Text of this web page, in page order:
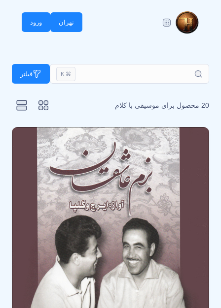
تهران ورود
⌘ K فیلتر
20 محصول برای موسیقی با کلام